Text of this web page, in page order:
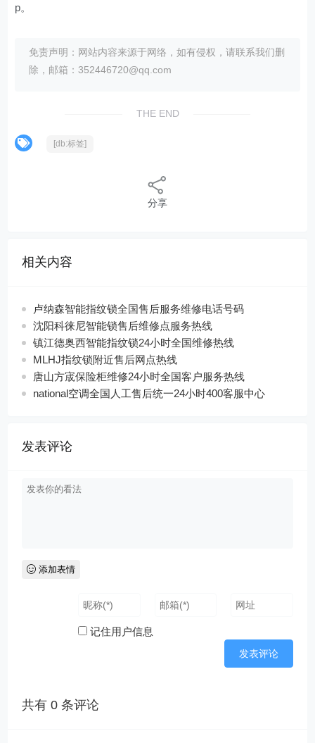
p。
免责声明：网站内容来源于网络，如有侵权，请联系我们删
除，邮箱：352446720@qq.com
THE END
[db:标签]
分享
相关内容
卢纳森智能指纹锁全国售后服务维修电话号码
沈阳科徕尼智能锁售后维修点服务热线
镇江德奥西智能指纹锁24小时全国维修热线
MLHJ指纹锁附近售后网点热线
唐山方宬保险柜维修24小时全国客户服务热线
national空调全国人工售后统一24小时400客服中心
发表评论
添加表情
记住用户信息
共有0 条评论